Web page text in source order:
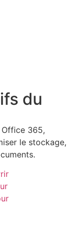
du
365,
le stockage,